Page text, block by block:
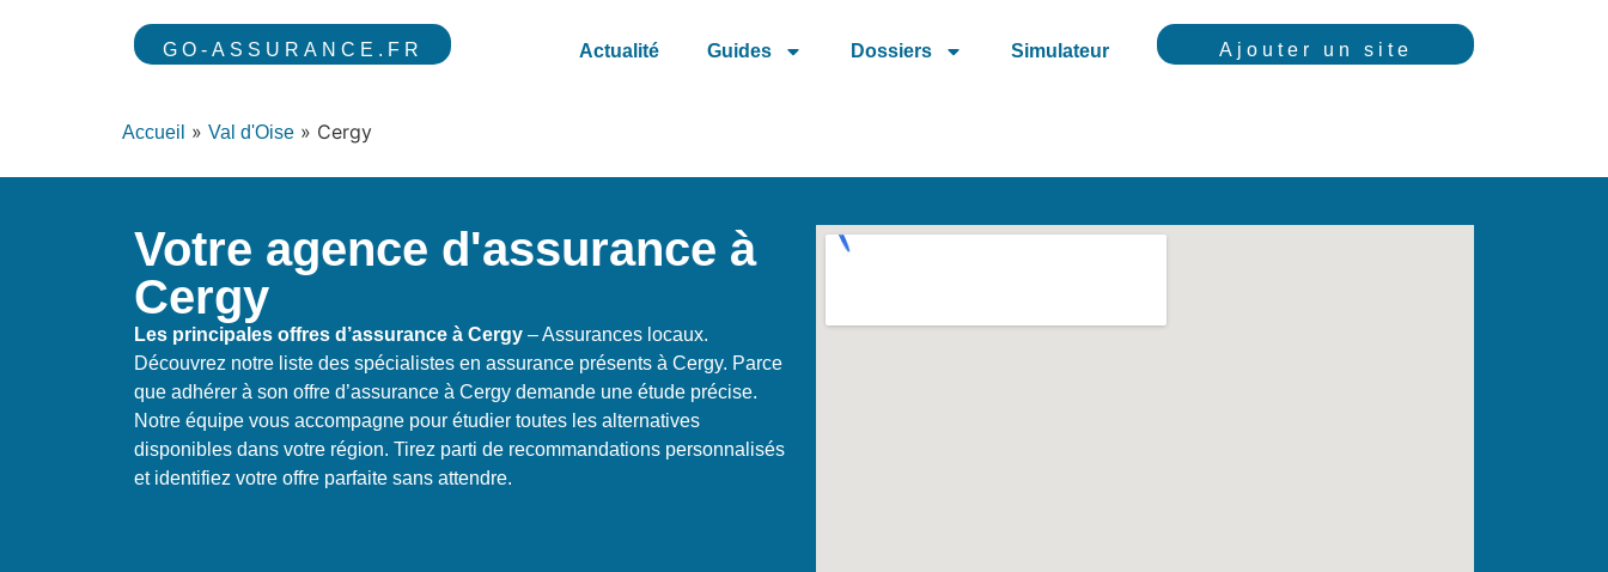
GO-ASSURANCE.FR Actualité Guides Dossiers Simulateur Ajouter un site
Accueil » Val d'Oise » Cergy
Votre agence d'assurance à
Cergy
Les principales offres d’assurance à Cergy – Assurances locaux.
Découvrez notre liste des spécialistes en assurance présents à Cergy. Parce
que adhérer à son offre d’assurance à Cergy demande une étude précise.
Notre équipe vous accompagne pour étudier toutes les alternatives
disponibles dans votre région. Tirez parti de recommandations personnalisés
et identifiez votre offre parfaite sans attendre.